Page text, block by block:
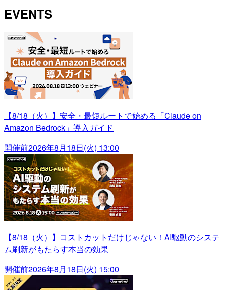
EVENTS
【8/18（火）】安全・最短ルートで始める「Claude on
Amazon Bedrock」導入ガイド
開催前2026年8月18日(火) 13:00
【8/18（火）】コストカットだけじゃない！AI駆動のシステ
ム刷新がもたらす本当の効果
開催前2026年8月18日(火) 15:00